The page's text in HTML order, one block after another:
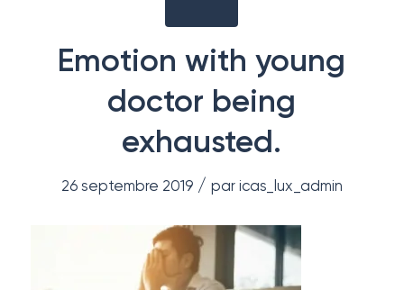
Emotion with young
doctor being
exhausted.
26 septembre 2019 / par icas_lux_admin